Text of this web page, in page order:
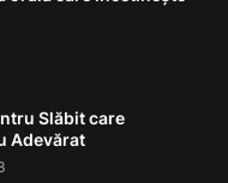
Slăbit care
Adevărat